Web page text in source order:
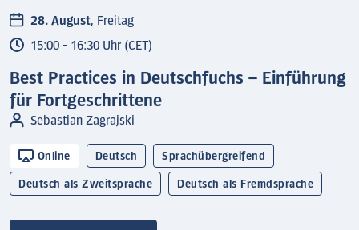
28. August, Freitag
15:00 - 16:30 Uhr (CET)
Best Practices in Deutschfuchs – Einführung
für Fortgeschrittene
Sebastian Zagrajski
Online Deutsch Sprachübergreifend
Deutsch als Zweitsprache Deutsch als Fremdsprache